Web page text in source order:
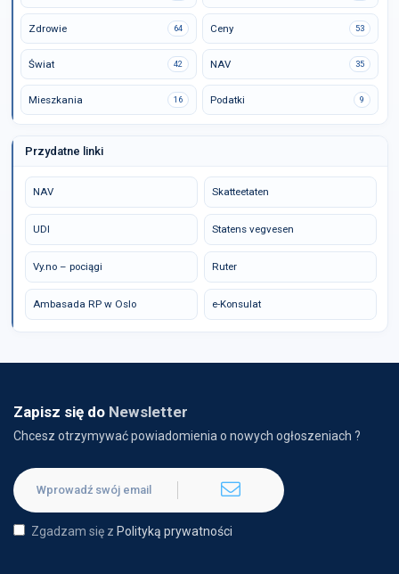
Zdrowie 64 Ceny 53
Świat 42 NAV 35
Mieszkania 16 Podatki 9
Przydatne linki
NAV Skatteetaten
UDI Statens vegvesen
Vy.no – pociągi Ruter
Ambasada RP w Oslo e-Konsulat
Zapisz się do Newsletter
Chcesz otrzymywać powiadomienia o nowych ogłoszeniach ?
Zgadzam się z Polityką prywatności